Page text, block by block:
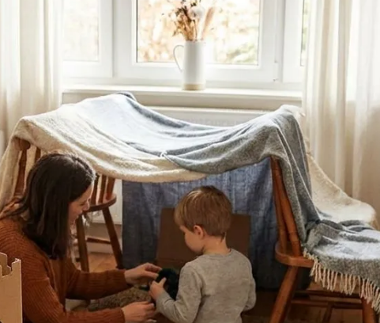
Kwitnąca wiśnia i jej płatki Pszczoła i kwitnący ul